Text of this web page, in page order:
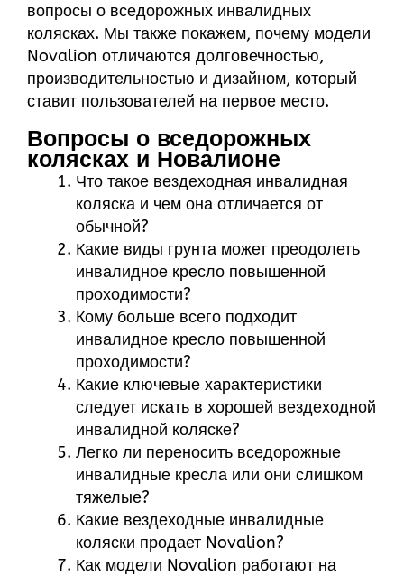
вопросы о вседорожных инвалидных
колясках. Мы также покажем, почему модели
Novalion отличаются долговечностью,
производительностью и дизайном, который
ставит пользователей на первое место.
Вопросы о вседорожных
колясках и Новалионе
Что такое вездеходная инвалидная
коляска и чем она отличается от
обычной?
Какие виды грунта может преодолеть
инвалидное кресло повышенной
проходимости?
Кому больше всего подходит
инвалидное кресло повышенной
проходимости?
Какие ключевые характеристики
следует искать в хорошей вездеходной
инвалидной коляске?
Легко ли переносить вседорожные
инвалидные кресла или они слишком
тяжелые?
Какие вездеходные инвалидные
коляски продает Novalion?
Как модели Novalion работают на